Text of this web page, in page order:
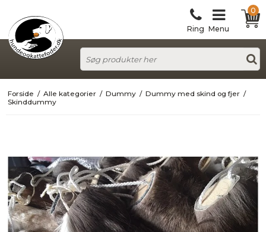
Ring Menu
0
Forside / Alle kategorier / Dummy / Dummy med skind og fjer /
Skinddummy